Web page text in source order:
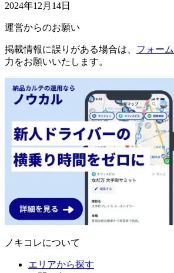
2024年12月14日
運営からのお願い
掲載情報に誤りがある場合は、 フォーム
力をお願いいたします。
ノキコレについて
エリアから探す